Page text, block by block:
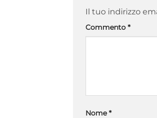
Il tuo indirizzo
Commento *
Nome*